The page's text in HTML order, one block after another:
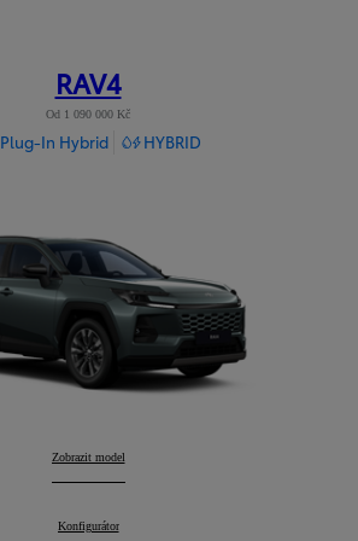
RAV4
Od 1 090 000 Kč
Plug-In Hybrid HYBRID
RAV4:
Zobrazit model
RAV4:
Konfigurátor